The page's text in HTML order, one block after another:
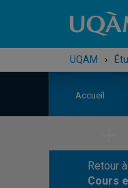
UQAM ›
Accueil
Retour
Cours